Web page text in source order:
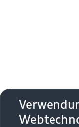
Modelle